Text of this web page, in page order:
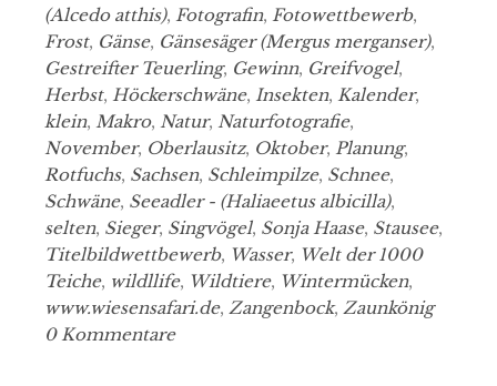
(Alcedo atthis), Fotografin, Fotowettbewerb,
Frost, Gänse, Gänsesäger (Mergus merganser),
Gestreifter Teuerling, Gewinn, Greifvogel,
Herbst, Höckerschwäne, Insekten, Kalender,
klein, Makro, Natur, Naturfotografie,
November, Oberlausitz, Oktober, Planung,
Rotfuchs, Sachsen, Schleimpilze, Schnee,
Schwäne, Seeadler - (Haliaeetus albicilla),
selten, Sieger, Singvögel, Sonja Haase, Stausee,
Titelbildwettbewerb, Wasser, Welt der 1000
Teiche, wildllife, Wildtiere, Wintermücken,
www.wiesensafari.de, Zangenbock, Zaunkönig
0 Kommentare